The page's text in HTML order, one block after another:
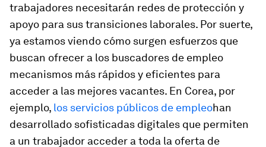
trabajadores necesitarán redes de protección y
apoyo para sus transiciones laborales. Por suerte,
ya estamos viendo cómo surgen esfuerzos que
buscan ofrecer a los buscadores de empleo
mecanismos más rápidos y eficientes para
acceder a las mejores vacantes. En Corea, por
ejemplo, los servicios públicos de empleohan
desarrollado sofisticadas digitales que permiten
a un trabajador acceder a toda la oferta de